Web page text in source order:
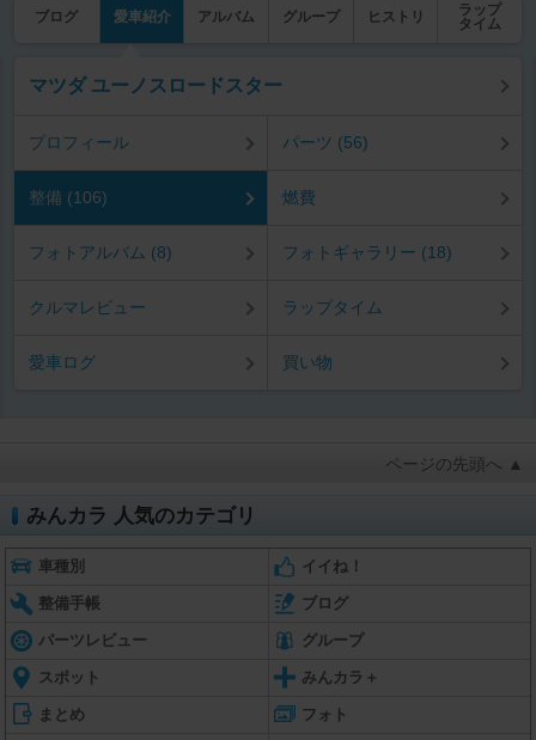
ブログ 愛車紹介 アルバム グループ ヒストリ
ラップ
タイム
マツダ ユーノスロードスター
プロフィール パーツ (56)
整備 (106) 燃費
フォトアルバム (8) フォトギャラリー (18)
クルマレビュー ラップタイム
愛車ログ 買い物
ページの先頭へ ▲
みんカラ 人気のカテゴリ
車種別 イイね！
整備手帳 ブログ
パーツレビュー グループ
スポット みんカラ＋
まとめ フォト